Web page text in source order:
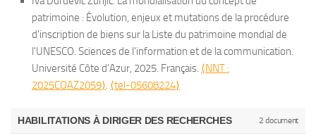
Medicult, revista de mediere culturală, 2023, 2, pp.5-20.
04525576⟩
Paul Rasse, Vincent Lambert. Regards anthropologiques sur
les métamorphoses d’un chemin.Hermès, La Revue -
Cognition, communication, politique, 2023, 1 (91), pp.96-100.
⟨hal-03647765⟩
Genesis, Circulation and Naturalization of a Visual Emblem.
Toulouse.. Les Doctoriales de la Recherche sur les Tiers-Lieux
France Tiers-Lieux, L'Observatoire, comité d'organisation des
Doctoriales, Jun 2024, Paris, France. ⟨hal-05189555⟩
Camille Béguin. S’engager dans une recherche-création
médiatique : quelle participation pour le chercheur ?.
Université Aix-Marseille, Jun 2024, Marseille, France.⟨hal-
⟨halshs-03257012⟩
Khaldoun Zreik, Marc Veyrat, Patrizia Laudati, Gabriel Bursztyn
(Dir.). HyperUrbain 7 : Présence dans la ville post-numérique.
EUROPIA. 2021.⟨hal-03560423⟩
Laura Teodora Ghinea (Dir.). Annuelle des Arts 2019. Centre
0119-4.⟨hal-03650846⟩
⟨10.1007/978-981-97-3430-6_11⟩.⟨hal-05590861⟩
Marie-Nathalie Jauffret. Les biodigitaux réinventent la pub.
dessous de la publicité: Approche théorique, contenus, canaux
et métiers , Ellipses, pp.161-173, 2024.⟨hal-05591370⟩
Minna-Maarit E Jaskari, Hannele Kauppinen- Räisänen, Marie-
Background Music : Implications for Luxury Brand
Ayouba Sow. Gaëtan Tremblay, Aimé-Jules Bizimana et Oumar
Kane : Le Service public médiatique à l’ère numérique. 2020.
⟨hal-03594799⟩
Marie-Nathalie Jauffret, Frederique Sandretto. L’affaire
Epstein, parfait scénario pour les théoriciens du complot. 2019.
⟨hal-05601997⟩
nouvelles créatures d’Instagram, ou quand la science-fiction
patrimoine : Évolution, enjeux et mutations de la procédure
d'inscription de biens sur la Liste du patrimoine mondial de
l'UNESCO. Sciences de l'information et de la communication.
Université Côte d'Azur, 2025. Français. ⟨NNT :
2025COAZ2059⟩. ⟨tel-05608224⟩
Images through Extended Reality Media. Library and
HABILITATIONS À DIRIGER DES RECHERCHES 2 document